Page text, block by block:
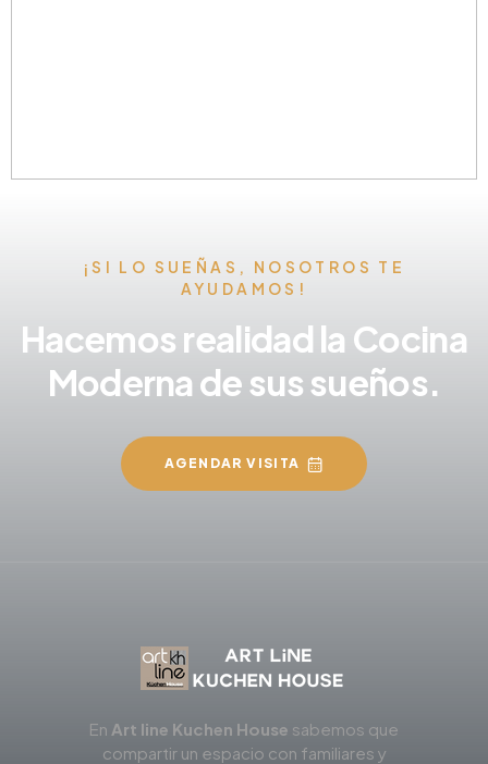
¡SI LO SUEÑAS, NOSOTROS TE
AYUDAMOS!
Hacemos realidad la Cocina
Moderna de sus sueños.
AGENDAR VISITA
En Art line Kuchen House sabemos que
compartir un espacio con familiares y